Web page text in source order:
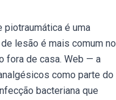
piotraumática é uma
lesão é mais comum no
fora de casa. Web — a
como parte do
bacteriana que